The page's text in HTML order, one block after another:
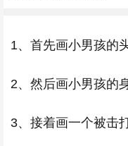
1、首先画小男孩的
2、然后画小男孩的
3、接着画一个被击